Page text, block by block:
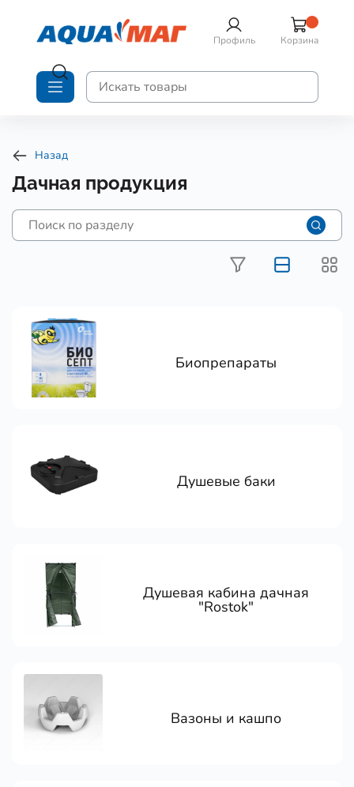
Профиль Корзина
Назад
Дачная продукция
Биопрепараты
Душевые баки
Душевая кабина дачная
"Rostok"
Вазоны и кашпо